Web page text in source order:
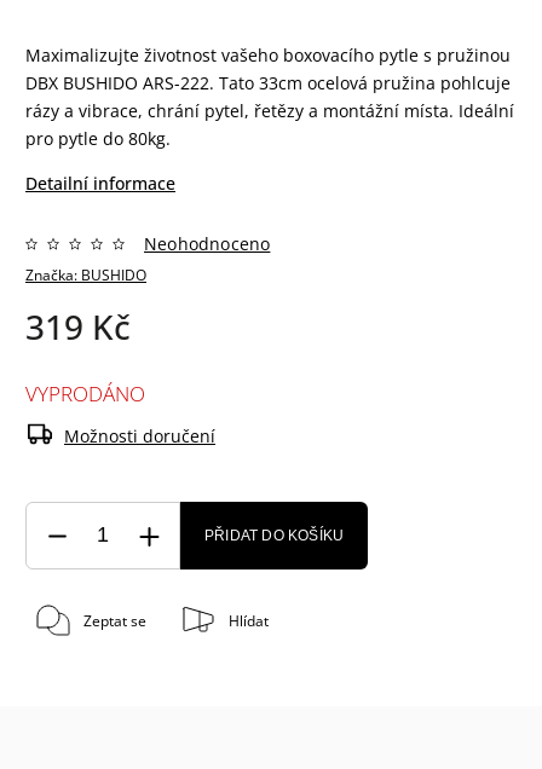
Maximalizujte životnost vašeho boxovacího pytle s pružinou
DBX BUSHIDO ARS-222. Tato 33cm ocelová pružina pohlcuje
rázy a vibrace, chrání pytel, řetězy a montážní místa. Ideální
pro pytle do 80kg.
Detailní informace
Značka: BUSHIDO
Neohodnoceno
319 Kč
VYPRODÁNO
Možnosti doručení
PŘIDAT DO KOŠÍKU
Zeptat se Hlídat